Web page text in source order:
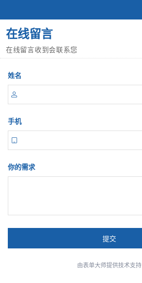
在线留言
在线留言收到会联系您
姓名

手机

你的需求
由表单大师提供技术支持